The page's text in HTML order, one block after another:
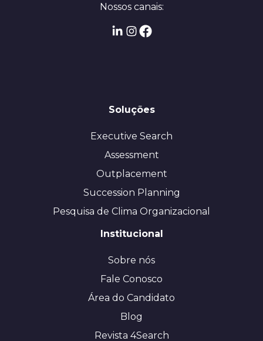
Nossos canais:
Soluções
Executive Search
Assessment
Outplacement
Succession Planning
Pesquisa de Clima Organizacional
Institucional
Sobre nós
Fale Conosco
Área do Candidato
Blog
Revista 4Search